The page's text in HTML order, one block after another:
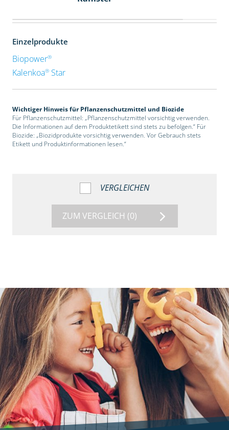
Einzelprodukte
Biopower®
Kalenkoa®Star
Wichtiger Hinweis für Pflanzenschutzmittel und Biozide
Für Pflanzenschutzmittel: „Pflanzenschutzmittel vorsichtig verwenden.
Die Informationen auf dem Produktetikett sind stets zu befolgen.“ Für
Biozide: „Biozidprodukte vorsichtig verwenden. Vor Gebrauch stets
Etikett und Produktinformationen lesen.“
VERGLEICHEN
ZUM VERGLEICH (0)